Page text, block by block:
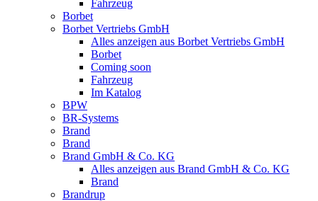
Fahrzeug
Borbet
Borbet Vertriebs GmbH
Alles anzeigen aus Borbet Vertriebs GmbH
Borbet
Coming soon
Fahrzeug
Im Katalog
BPW
BR-Systems
Brand
Brand
Brand GmbH & Co. KG
Alles anzeigen aus Brand GmbH & Co. KG
Brand
Brandrup